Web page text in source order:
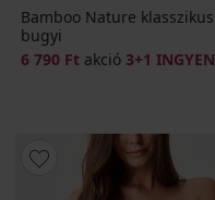
Bamboo Nature klasszikus
bugyi
6 790 Ft akció 3+1 INGYEN